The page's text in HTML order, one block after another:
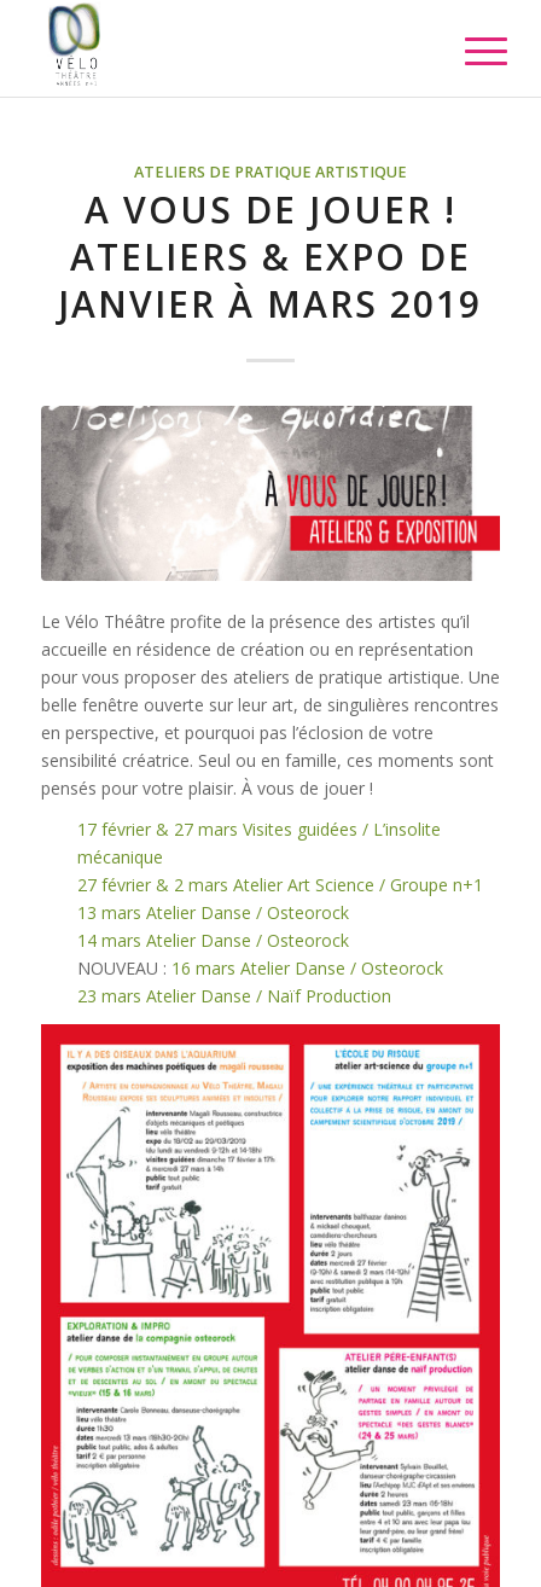
ATELIERS DE PRATIQUE ARTISTIQUE
A VOUS DE JOUER !
ATELIERS & EXPO DE
JANVIER À MARS 2019
Le Vélo Théâtre profite de la présence des artistes qu’il
accueille en résidence de création ou en représentation
pour vous proposer des ateliers de pratique artistique. Une
belle fenêtre ouverte sur leur art, de singulières rencontres
en perspective, et pourquoi pas l’éclosion de votre
sensibilité créatrice. Seul ou en famille, ces moments sont
pensés pour votre plaisir. À vous de jouer !
17 février & 27 mars Visites guidées / L’insolite
mécanique
27 février & 2 mars Atelier Art Science / Groupe n+1
13 mars Atelier Danse / Osteorock
14 mars Atelier Danse / Osteorock
NOUVEAU : 16 mars Atelier Danse / Osteorock
23 mars Atelier Danse / Naïf Production